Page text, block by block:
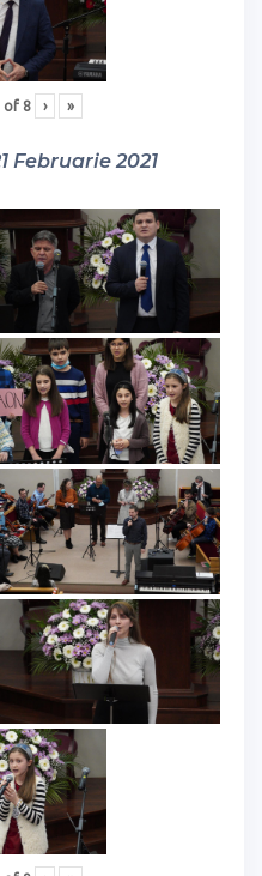
of 8 › »
Februarie 2021